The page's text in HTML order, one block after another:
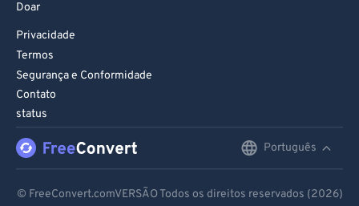
Doar
Privacidade
Termos
Segurança e Conformidade
Contato
status
Português
© FreeConvert.comVERSÃO Todos os direitos reservados (2026)